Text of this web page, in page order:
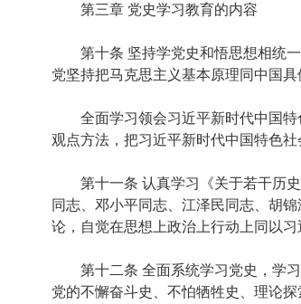
第三章 党史学习教育的内容
第十条 坚持学党史和悟思想相统一
党坚持把马克思主义基本原理同中国
全面学习领会习近平新时代中国特
观点方法，把习近平新时代中国特色
第十一条 认真学习《关于若干历史
同志、邓小平同志、江泽民同志、胡
论，自觉在思想上政治上行动上同以
第十二条 全面系统学习党史，学习
党的不懈奋斗史、不怕牺牲史、理论